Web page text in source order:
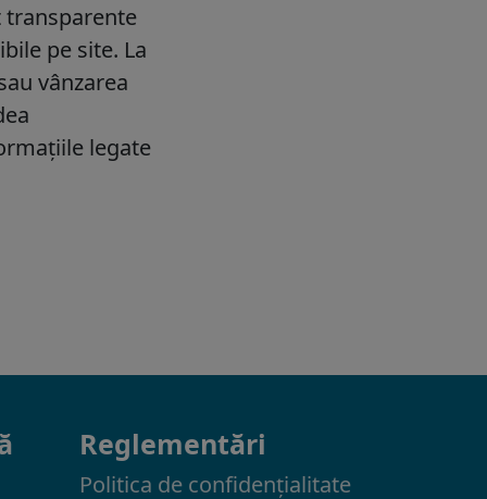
Reglementări
Politica de confidenţialitate